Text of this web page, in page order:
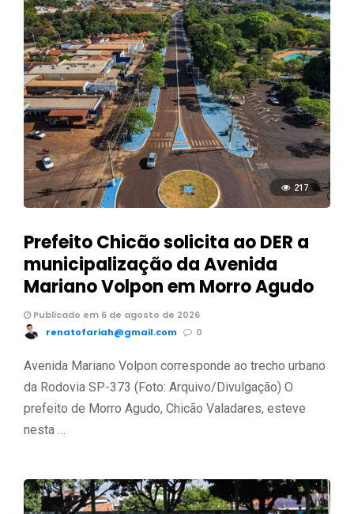
217
Prefeito Chicão solicita ao DER a
municipalização da Avenida
Mariano Volpon em Morro Agudo
Publicado em 6 de agosto de 2026
renatofariah@gmail.com
0
Avenida Mariano Volpon corresponde ao trecho urbano
da Rodovia SP-373 (Foto: Arquivo/Divulgação) O
prefeito de Morro Agudo, Chicão Valadares, esteve
nesta …